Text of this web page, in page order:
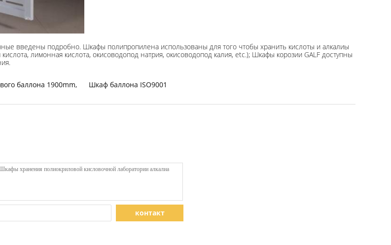
введены подробно. Шкафы полипропилена использованы для того чтобы хранить кислоты и алкалиы
лимонная кислота, окисоводопод натрия, окисоводопод калия, etc.); Шкафы корозии GALF доступны
баллона 1900mm, Шкаф баллона ISO9001
контакт